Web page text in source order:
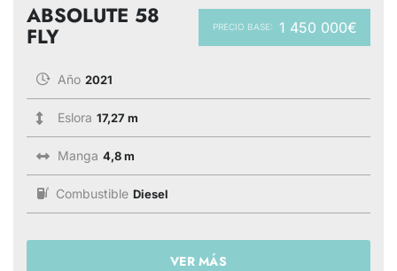
PRECIO BASE: 1 450 000€
ABSOLUTE 58
FLY
Año 2021
Eslora 17,27 m
Manga 4,8 m
Combustible Diesel
VER MÁS